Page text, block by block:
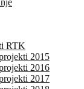
RTK
2015
2016
2017